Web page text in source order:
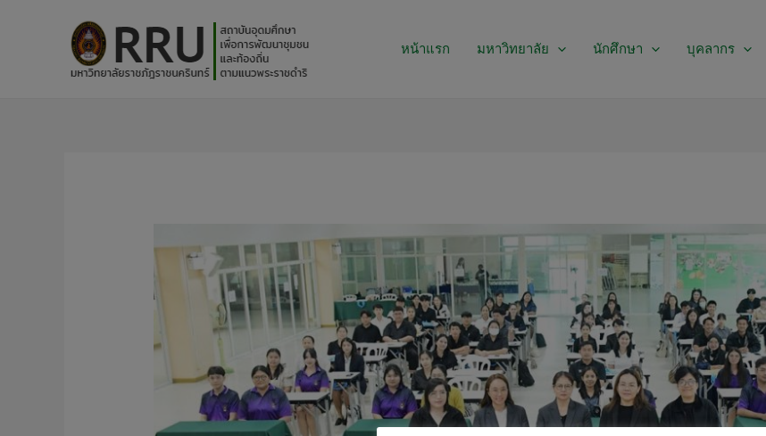
หน้าแรก มหาวิทยาลัย นักศึกษา บุคลากร